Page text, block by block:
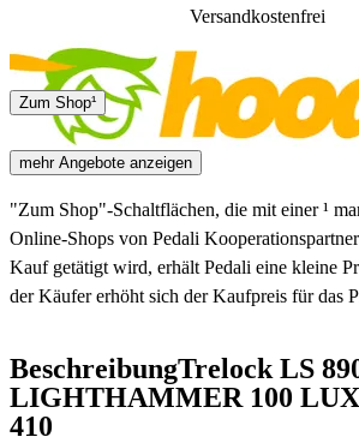
7 - 7 Tage
Versandkostenfrei
Zum Shop¹
mehr Angebote anzeigen
"Zum Shop"-Schaltflächen, die mit einer ¹
Online-Shops von Pedali
Kauf getätigt wird, erhält Pedali eine kleine
der Käufer erhöht sich der Kaufpreis für das
BeschreibungTrelock LS
LIGHTHAMMER 100
410